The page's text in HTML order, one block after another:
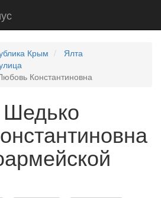
Крым
Ялта
Константиновна
Шедько